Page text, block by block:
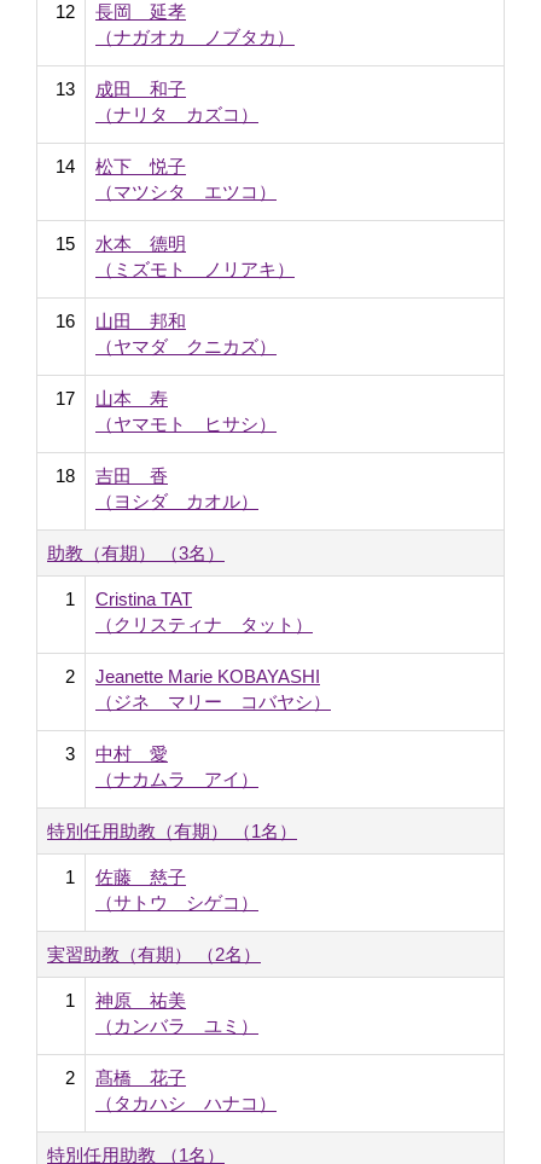
12
長岡 延孝
（ナガオカ ノブタカ）
13
成田 和子
（ナリタ カズコ）
14
松下 悦子
（マツシタ エツコ）
15
水本 德明
（ミズモト ノリアキ）
16
山田 邦和
（ヤマダ クニカズ）
17
山本 寿
（ヤマモト ヒサシ）
18
吉田 香
（ヨシダ カオル）
助教（有期） （3名）
1
Cristina TAT
（クリスティナ タット）
2
Jeanette Marie KOBAYASHI
（ジネ マリー コバヤシ）
3
中村 愛
（ナカムラ アイ）
特別任用助教（有期） （1名）
1
佐藤 慈子
（サトウ シゲコ）
実習助教（有期） （2名）
1
神原 祐美
（カンバラ ユミ）
2
髙橋 花子
（タカハシ ハナコ）
特別任用助教 （1名）